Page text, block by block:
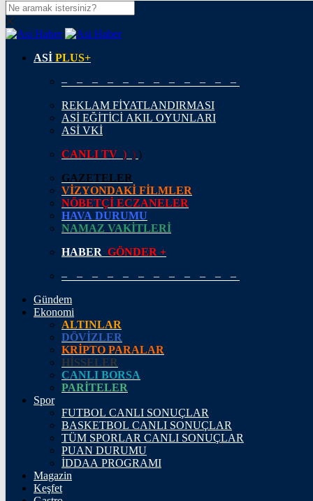
DOLAR
47,5952$% 0.05
EURO
% -0.07
STERLİN
% 0.15
GRAM ALTIN
%-0,04
ÇEYREK ALTIN
%0,69
TAM ALTIN
%0,69
ONS
4.242,12%-0,12
%0,70
ASİ PLUS+
– – – – – – – – – – – –
REKLAM FİYATLANDIRMASI
ASİ EĞİTİCİ AKIL OYUNLARI
ASİ VKİ
CANLI TV ) ) )
GAZETELER
VİZYONDAKİ FİLMLER
NÖBETÇİ ECZANELER
HAVA DURUMU
NAMAZ VAKİTLERİ
HABER GÖNDER +
– – – – – – – – – – – –
Gündem
Ekonomi
ALTINLAR
DÖVİZLER
KRİPTO PARALAR
HİSSELER
CANLI BORSA
PARİTELER
Spor
FUTBOL CANLI SONUÇLAR
BASKETBOL CANLI SONUÇLAR
TÜM SPORLAR CANLI SONUÇLAR
PUAN DURUMU
İDDAA PROGRAMI
Magazin
Keşfet
Hatay’da 3 araçlı kazada 1 kişi öldü, 4 kişi yaralandı
Adana’da 3 kişinin yaralandığı kaza kamerada
Polis memuru Mehmet Aygün mesai sonrası tuval başında
Büyükçekmece’de trafik kavgasına 360 bin lira ceza
/ Firari FETÖ’cü terörist Burkay Karatepe’ye yönelik
operasyonun detayları
/ Yapay zeka mühendisliği istihdama yön veriyor